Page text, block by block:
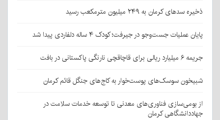
ذخیره سدهای کرمان به ۲۴۹ میلیون مترمکعب رسید
پایان عملیات جست‌وجو در جیرفت؛ کودک ۴ ساله دلفاردی پیدا شد
جریمه ۶ میلیارد ریالی برای قاچاقچی نارنگی پاکستانی در بافت
شبیخون سوسک‌های پوست‌خوار به کاج‌های جنگل قائم کرمان
از بومی‌سازی فناوری‌های معدنی تا توسعه خدمات سلامت در
جهاددانشگاهی کرمان